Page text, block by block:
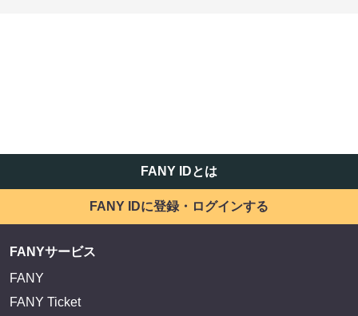
FANY IDとは
FANY IDに登録・ログインする
FANYサービス
FANY
FANY Ticket